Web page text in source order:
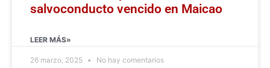
salvoconducto vencido en Maicao
LEER MÁS»
26 marzo, 2025 No hay comentarios